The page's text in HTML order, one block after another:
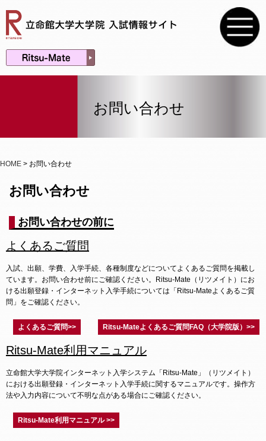
お問い合わせ
HOME > お問い合わせ
お問い合わせ
お問い合わせの前に
よくあるご質問
入試、出願、学費、入学手続、各種制度などについてよくあるご質問を掲載し
ています。お問い合わせ前にご確認ください。Ritsu-Mate（リツメイト）にお
ける出願登録・インターネット入学手続については「Ritsu-Mateよくあるご質
問」をご確認ください。
よくあるご質問>> Ritsu-Mateよくあるご質問FAQ（大学院版）>>
Ritsu-Mate利用マニュアル
立命館大学大学院インターネット入学システム「Ritsu-Mate」（リツメイト）
における出願登録・インターネット入学手続に関するマニュアルです。操作方
法や入力内容について不明な点がある場合にご確認ください。
Ritsu-Mate利用マニュアル >>